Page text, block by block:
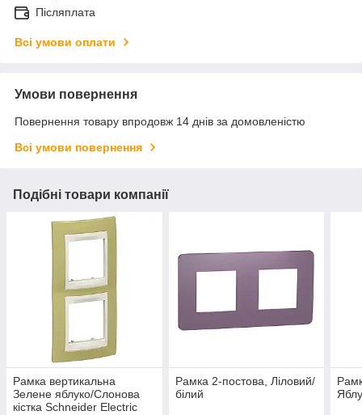
Післяплата
Всі умови оплати
Умови повернення
Повернення товару впродовж 14 днів за домовленістю
Всі умови повернення
Подібні товари компанії
Рамка вертикальна
Зелене яблуко/Слонова
кістка Schneider Electric
Рамка 2-постова, Ліловий/
білий